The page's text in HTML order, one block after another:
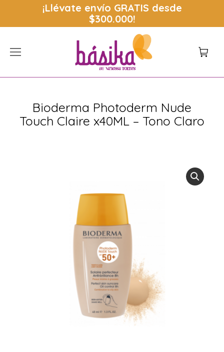
¡Llévate envío GRATIS desde
$300.000!
Bioderma Photoderm Nude
Touch Claire x40ML – Tono Claro